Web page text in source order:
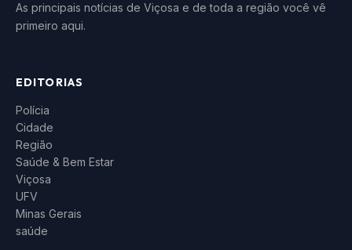
As principais notícias de Viçosa e de toda a região você vê
primeiro aqui.
EDITORIAS
Polícia
Cidade
Região
Saúde & Bem Estar
Viçosa
UFV
Minas Gerais
saúde